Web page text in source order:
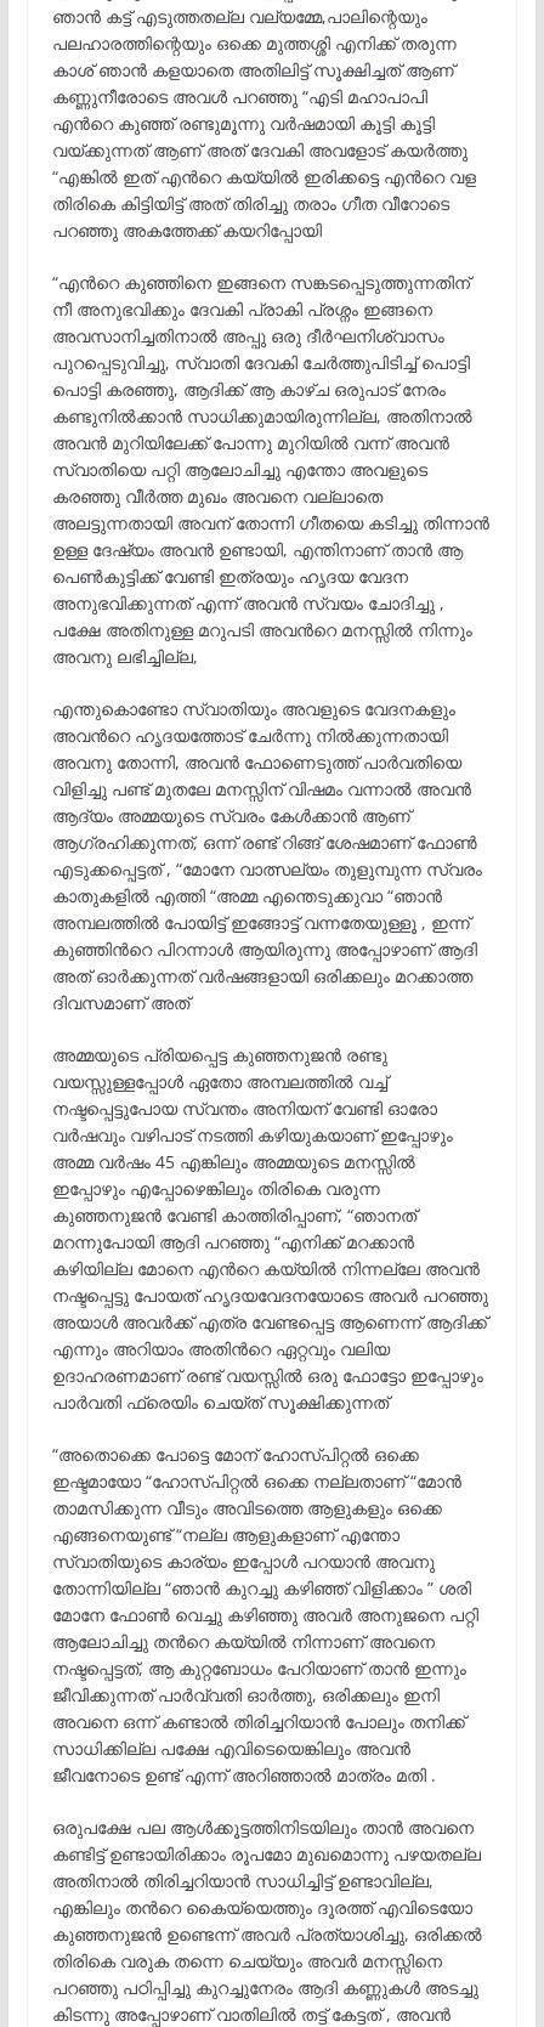
ഞാൻ കട്ട് എടുത്തതല്ല വല്യമ്മേ,പാലിന്റെയും
പലഹാരത്തിന്റെയും ഒക്കെ മുത്തശ്ശി എനിക്ക് തരുന്ന
കാശ് ഞാൻ കളയാതെ അതിലിട്ട് സൂക്ഷിച്ചത് ആണ്
കണ്ണുനീരോടെ അവൾ പറഞ്ഞു “എടി മഹാപാപി
എൻറെ കുഞ്ഞ് രണ്ടുമൂന്നു വർഷമായി കൂട്ടി കൂട്ടി
വയ്ക്കുന്നത് ആണ് അത് ദേവകി അവളോട് കയർത്തു
“എങ്കിൽ ഇത് എൻറെ കയ്യിൽ ഇരിക്കട്ടെ എൻറെ വള
തിരികെ കിട്ടിയിട്ട് അത് തിരിച്ചു തരാം ഗീത വീറോടെ
പറഞ്ഞു അകത്തേക്ക് കയറിപ്പോയി
“എൻറെ കുഞ്ഞിനെ ഇങ്ങനെ സങ്കടപ്പെടുത്തുന്നതിന്
നീ അനുഭവിക്കും ദേവകി പ്രാകി പ്രശ്നം ഇങ്ങനെ
അവസാനിച്ചതിനാൽ അപ്പു ഒരു ദീർഘനിശ്വാസം
പുറപ്പെടുവിച്ചു, സ്വാതി ദേവകി ചേർത്തുപിടിച്ച് പൊട്ടി
പൊട്ടി കരഞ്ഞു, ആദിക്ക് ആ കാഴ്ച ഒരുപാട് നേരം
കണ്ടുനിൽക്കാൻ സാധിക്കുമായിരുന്നില്ല, അതിനാൽ
അവൻ മുറിയിലേക്ക് പോന്നു മുറിയിൽ വന്ന് അവൻ
സ്വാതിയെ പറ്റി ആലോചിച്ചു എന്തോ അവളുടെ
കരഞ്ഞു വീർത്ത മുഖം അവനെ വല്ലാതെ
അലട്ടുന്നതായി അവന് തോന്നി ഗീതയെ കടിച്ചു തിന്നാൻ
ഉള്ള ദേഷ്യം അവൻ ഉണ്ടായി, എന്തിനാണ് താൻ ആ
പെൺകുട്ടിക്ക് വേണ്ടി ഇത്രയും ഹൃദയ വേദന
അനുഭവിക്കുന്നത് എന്ന് അവൻ സ്വയം ചോദിച്ചു ,
പക്ഷേ അതിനുള്ള മറുപടി അവൻറെ മനസ്സിൽ നിന്നും
അവനു ലഭിച്ചില്ല,
എന്തുകൊണ്ടോ സ്വാതിയും അവളുടെ വേദനകളും
അവൻറെ ഹൃദയത്തോട് ചേർന്നു നിൽക്കുന്നതായി
അവനു തോന്നി, അവൻ ഫോണെടുത്ത് പാർവതിയെ
വിളിച്ചു പണ്ട് മുതലേ മനസ്സിന് വിഷമം വന്നാൽ അവൻ
ആദ്യം അമ്മയുടെ സ്വരം കേൾക്കാൻ ആണ്
ആഗ്രഹിക്കുന്നത്, ഒന്ന് രണ്ട് റിങ്ങ് ശേഷമാണ് ഫോൺ
എടുക്കപ്പെട്ടത് , “മോനേ വാത്സല്യം തുളുമ്പുന്ന സ്വരം
കാതുകളിൽ എത്തി “അമ്മ എന്തെടുക്കുവാ “ഞാൻ
അമ്പലത്തിൽ പോയിട്ട് ഇങ്ങോട്ട് വന്നതേയുള്ളൂ , ഇന്ന്
കുഞ്ഞിൻറെ പിറന്നാൾ ആയിരുന്നു അപ്പോഴാണ് ആദി
അത് ഓർക്കുന്നത് വർഷങ്ങളായി ഒരിക്കലും മറക്കാത്ത
ദിവസമാണ് അത്
അമ്മയുടെ പ്രിയപ്പെട്ട കുഞ്ഞനുജൻ രണ്ടു
വയസ്സുള്ളപ്പോൾ ഏതോ അമ്പലത്തിൽ വച്ച്
നഷ്ടപ്പെട്ടുപോയ സ്വന്തം അനിയന് വേണ്ടി ഓരോ
വർഷവും വഴിപാട് നടത്തി കഴിയുകയാണ് ഇപ്പോഴും
അമ്മ വർഷം 45 എങ്കിലും അമ്മയുടെ മനസ്സിൽ
ഇപ്പോഴും എപ്പോഴെങ്കിലും തിരികെ വരുന്ന
കുഞ്ഞനുജൻ വേണ്ടി കാത്തിരിപ്പാണ്, “ഞാനത്
മറന്നുപോയി ആദി പറഞ്ഞു “എനിക്ക് മറക്കാൻ
കഴിയില്ല മോനെ എൻറെ കയ്യിൽ നിന്നല്ലേ അവൻ
നഷ്ടപ്പെട്ടു പോയത് ഹൃദയവേദനയോടെ അവർ പറഞ്ഞു
അയാൾ അവർക്ക് എത്ര വേണ്ടപ്പെട്ട ആണെന്ന് ആദിക്ക്
എന്നും അറിയാം അതിൻറെ ഏറ്റവും വലിയ
ഉദാഹരണമാണ് രണ്ട് വയസ്സിൽ ഒരു ഫോട്ടോ ഇപ്പോഴും
പാർവതി ഫ്രെയിം ചെയ്ത് സൂക്ഷിക്കുന്നത്
“അതൊക്കെ പോട്ടെ മോന് ഹോസ്പിറ്റൽ ഒക്കെ
ഇഷ്ടമായോ “ഹോസ്പിറ്റൽ ഒക്കെ നല്ലതാണ് “മോൻ
താമസിക്കുന്ന വീടും അവിടത്തെ ആളുകളും ഒക്കെ
എങ്ങനെയുണ്ട് “നല്ല ആളുകളാണ് എന്തോ
സ്വാതിയുടെ കാര്യം ഇപ്പോൾ പറയാൻ അവനു
തോന്നിയില്ല “ഞാൻ കുറച്ചു കഴിഞ്ഞ് വിളിക്കാം ” ശരി
മോനേ ഫോൺ വെച്ചു കഴിഞ്ഞു അവർ അനുജനെ പറ്റി
ആലോചിച്ചു തൻറെ കയ്യിൽ നിന്നാണ് അവനെ
നഷ്ടപ്പെട്ടത്, ആ കുറ്റബോധം പേറിയാണ് താൻ ഇന്നും
ജീവിക്കുന്നത് പാർവ്വതി ഓർത്തു, ഒരിക്കലും ഇനി
അവനെ ഒന്ന് കണ്ടാൽ തിരിച്ചറിയാൻ പോലും തനിക്ക്
സാധിക്കില്ല പക്ഷേ എവിടെയെങ്കിലും അവൻ
ജീവനോടെ ഉണ്ട് എന്ന് അറിഞ്ഞാൽ മാത്രം മതി .
ഒരുപക്ഷേ പല ആൾക്കൂട്ടത്തിനിടയിലും താൻ അവനെ
കണ്ടിട്ട് ഉണ്ടായിരിക്കാം രൂപമോ മുഖമൊന്നു പഴയതല്ല
അതിനാൽ തിരിച്ചറിയാൻ സാധിച്ചിട്ട് ഉണ്ടാവില്ല,
എങ്കിലും തൻറെ കൈയ്യെത്തും ദൂരത്ത് എവിടെയോ
കുഞ്ഞനുജൻ ഉണ്ടെന്ന് അവർ പ്രത്യാശിച്ചു, ഒരിക്കൽ
തിരികെ വരുക തന്നെ ചെയ്യും അവർ മനസ്സിനെ
പറഞ്ഞു പഠിപ്പിച്ചു കുറച്ചുനേരം ആദി കണ്ണുകൾ അടച്ചു
കിടന്നു അപ്പോഴാണ് വാതിലിൽ തട്ട് കേട്ടത് , അവൻ